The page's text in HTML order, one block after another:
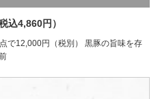
4,860円）
で12,000円（税別） 黒豚の旨味を存